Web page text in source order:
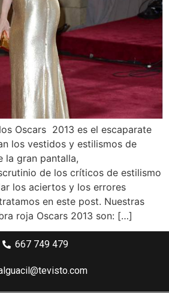
Oscars 2013 es el escaparate
los vestidos y estilismos de
la gran pantalla,
de los críticos de estilismo
los aciertos y los errores
en este post. Nuestras
roja Oscars 2013 son: […]
667 749 479